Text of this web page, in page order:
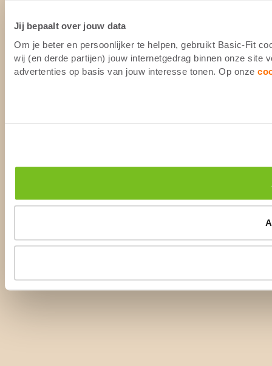
Jij bepaalt over jouw data
Om je beter en persoonlijker te helpen, gebruikt Basic-Fit
wij (en derde partijen) jouw internetgedrag binnen onze site
advertenties op basis van jouw interesse tonen. Op onze